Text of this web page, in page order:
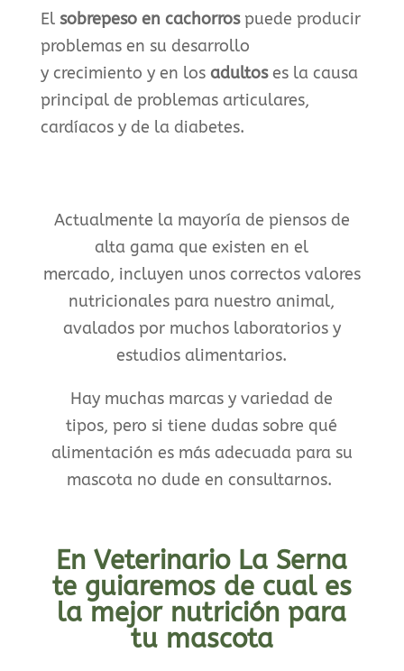
El sobrepeso en cachorrospuede producir
problemas en su desarrollo
y crecimiento y en losadultoses la causa
principal de problemas articulares,
cardíacos y de la diabetes.
Actualmente la mayoría de piensos de
alta gama que existen en el
mercado, incluyen unos correctos valores
nutricionales para nuestro animal,
avalados por muchos laboratorios y
estudios alimentarios.
Hay muchas marcas y variedad de
tipos, pero si tiene dudas sobre qué
alimentación es más adecuada para su
mascota no dude en consultarnos.
En Veterinario La Serna
te guiaremos de cual es
la mejor nutrición para
tu mascota